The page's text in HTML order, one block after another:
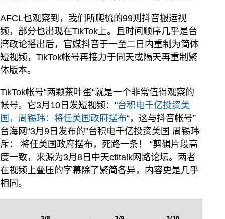
AFCL也观察到，我们所爬梳的99则抖音搬运视
频，部分也出现在TikTok上。且时间顺序几乎是台
湾政论播出后，官媒抖音于一至二日内重制为简体
短视频，TikTok帐号再接力于同天或隔天再重制繁
体版本。
TikTok帐号“两颗茶叶蛋“就是一个非常值得观察的
帐号。它3月10日发短视频："台积电千亿投资美
国，周锡玮：将任美国政府摆布“，这与抖音帐号”
台海网“3月9日发布的”台积电千亿投资美国 周锡玮
斥： 将任美国政府摆布，死路一条！ “剪辑片段高
度一致，来源为3月8日中天ctitalk网路论坛。两者
在视频上叠压的字幕除了繁简各异，内容更是几乎
相同。